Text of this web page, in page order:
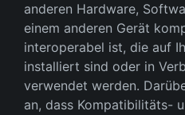
anderen Hardware,
einem anderen Gerät
interoperabel ist, die auf
installiert sind oder in
verwendet werden.
an, dass Kompatibilitäts-